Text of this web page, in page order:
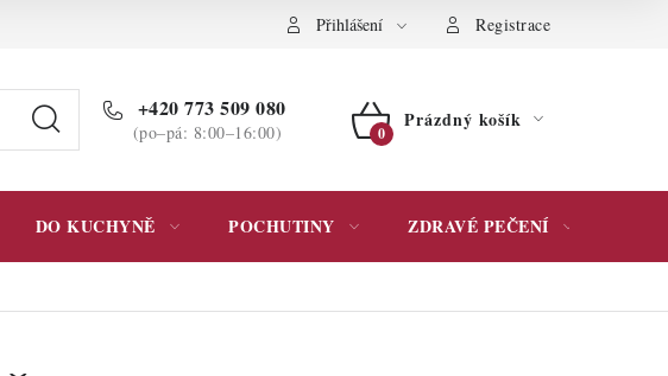
Podmínky ochrany osobních údajů Přihlášení Registrace
+420 773 509 080
(po–pá: 8:00–16:00)
NÁKUPNÍ
Prázdný košík
DO KUCHYNĚ POCHUTINY ZDRAVÉ PEČENÍ